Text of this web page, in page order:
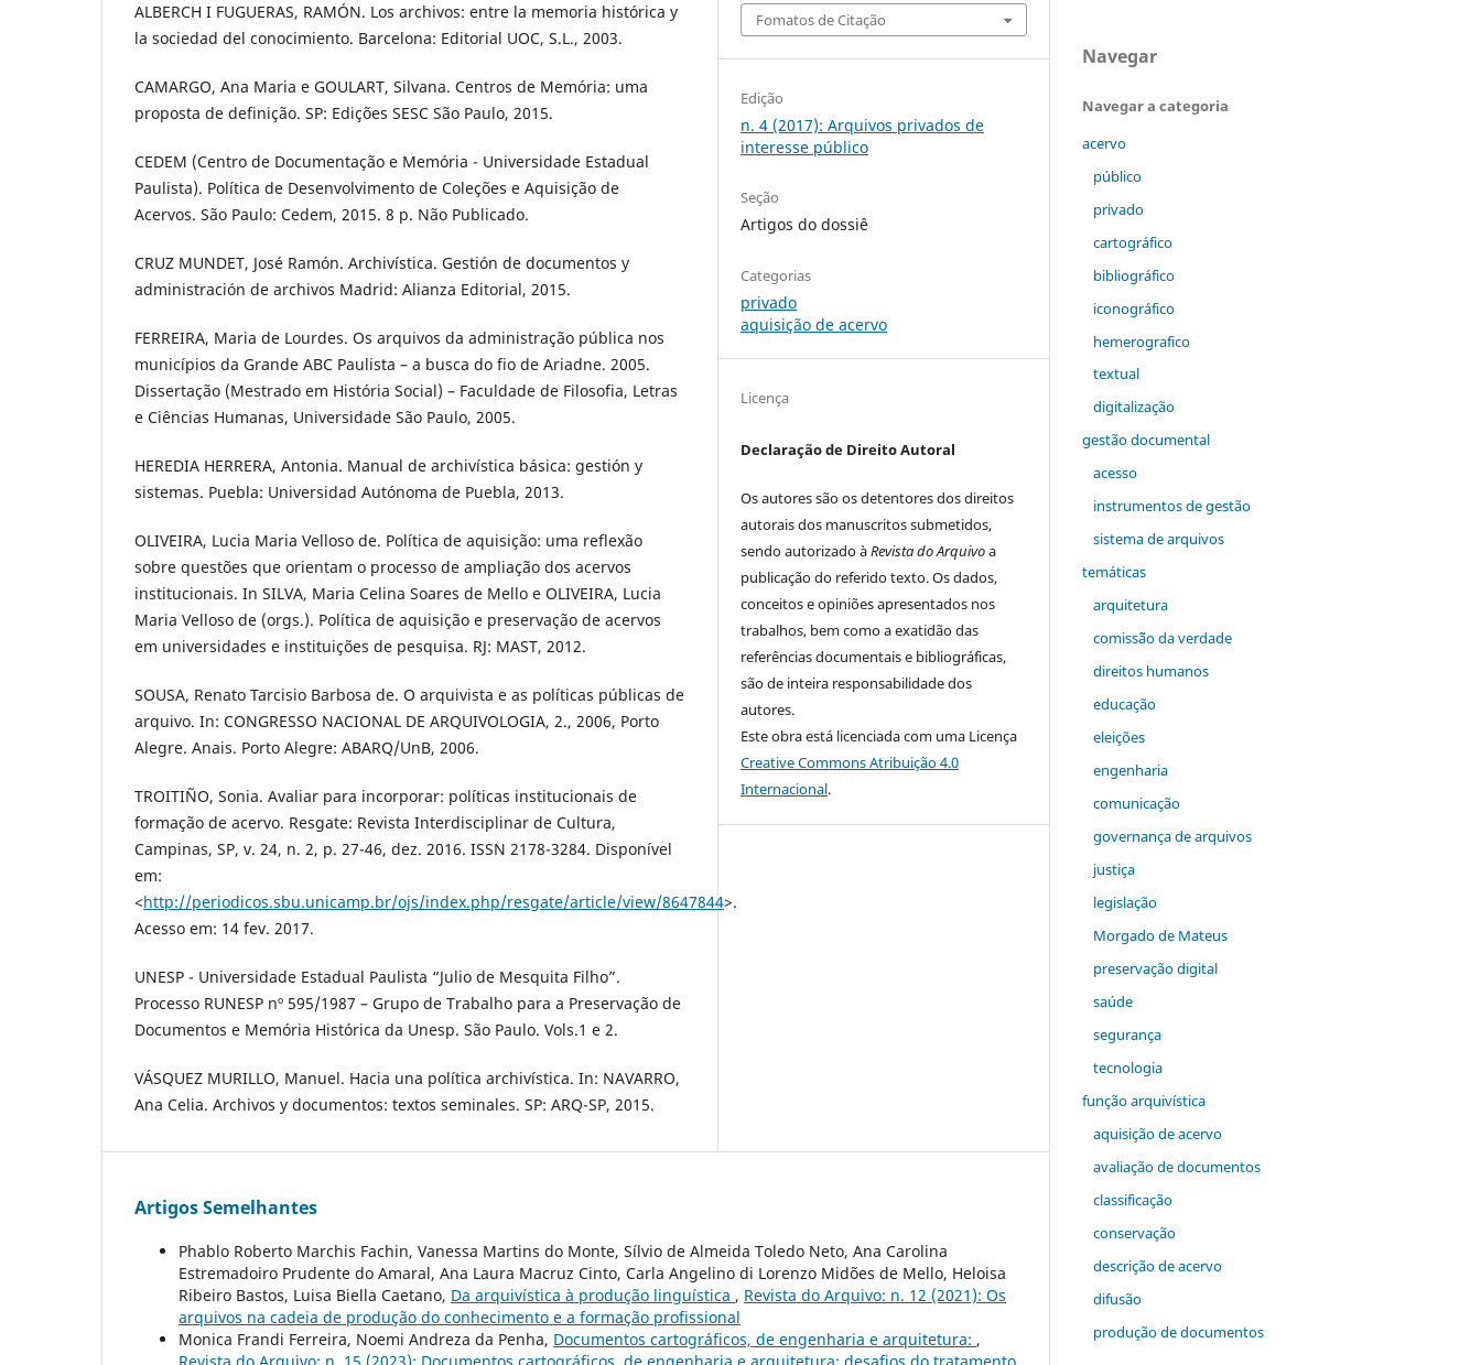
ALBERCH I FUGUERAS, RAMÓN. Los archivos: entre la memoria histórica y
la sociedad del conocimiento. Barcelona: Editorial UOC, S.L., 2003.
CAMARGO, Ana Maria e GOULART, Silvana. Centros de Memória: uma
proposta de definição. SP: Edições SESC São Paulo, 2015.
CEDEM (Centro de Documentação e Memória - Universidade Estadual
Paulista). Política de Desenvolvimento de Coleções e Aquisição de
Acervos. São Paulo: Cedem, 2015. 8 p. Não Publicado.
CRUZ MUNDET, José Ramón. Archivística. Gestión de documentos y
administración de archivos Madrid: Alianza Editorial, 2015.
FERREIRA, Maria de Lourdes. Os arquivos da administração pública nos
municípios da Grande ABC Paulista – a busca do fio de Ariadne. 2005.
Dissertação (Mestrado em História Social) – Faculdade de Filosofia, Letras
e Ciências Humanas, Universidade São Paulo, 2005.
HEREDIA HERRERA, Antonia. Manual de archivística básica: gestión y
sistemas. Puebla: Universidad Autónoma de Puebla, 2013.
OLIVEIRA, Lucia Maria Velloso de. Política de aquisição: uma reflexão
sobre questões que orientam o processo de ampliação dos acervos
institucionais. In SILVA, Maria Celina Soares de Mello e OLIVEIRA, Lucia
Maria Velloso de (orgs.). Política de aquisição e preservação de acervos
em universidades e instituições de pesquisa. RJ: MAST, 2012.
SOUSA, Renato Tarcisio Barbosa de. O arquivista e as políticas públicas de
arquivo. In: CONGRESSO NACIONAL DE ARQUIVOLOGIA, 2., 2006, Porto
Alegre. Anais. Porto Alegre: ABARQ/UnB, 2006.
TROITIÑO, Sonia. Avaliar para incorporar: políticas institucionais de
formação de acervo. Resgate: Revista Interdisciplinar de Cultura,
Campinas, SP, v. 24, n. 2, p. 27-46, dez. 2016. ISSN 2178-3284. Disponível
em:
<http://periodicos.sbu.unicamp.br/ojs/index.php/resgate/article/view/8647844>.
Acesso em: 14 fev. 2017.
UNESP - Universidade Estadual Paulista “Julio de Mesquita Filho”.
Processo RUNESP nº 595/1987 – Grupo de Trabalho para a Preservação de
Documentos e Memória Histórica da Unesp. São Paulo. Vols.1 e 2.
VÁSQUEZ MURILLO, Manuel. Hacia una política archivística. In: NAVARRO,
Ana Celia. Archivos y documentos: textos seminales. SP: ARQ-SP, 2015.
Fomatos de Citação
Edição
n. 4 (2017): Arquivos privados de
interesse público
Seção
Artigos do dossiê
Categorias
privado
aquisição de acervo
Licença
Declaração de Direito Autoral
Os autores são os detentores dos direitos
autorais dos manuscritos submetidos,
sendo autorizado àRevista do Arquivoa
publicação do referido texto. Os dados,
conceitos e opiniões apresentados nos
trabalhos, bem como a exatidão das
referências documentais e bibliográficas,
são de inteira responsabilidade dos
autores.
Este obra está licenciada com uma Licença
Creative Commons Atribuição 4.0
Internacional.
Artigos Semelhantes
Phablo Roberto Marchis Fachin, Vanessa Martins do Monte, Sílvio de Almeida Toledo Neto, Ana Carolina
Estremadoiro Prudente do Amaral, Ana Laura Macruz Cinto, Carla Angelino di Lorenzo Midões de Mello, Heloisa
Ribeiro Bastos, Luisa Biella Caetano, Da arquivística à produção linguística , Revista do Arquivo: n. 12 (2021): Os
arquivos na cadeia de produção do conhecimento e a formação profissional
Monica Frandi Ferreira, Noemi Andreza da Penha, Documentos cartográficos, de engenharia e arquitetura: ,
Navegar
Navegar a categoria
acervo
público
privado
cartográfico
bibliográfico
iconográfico
hemerografico
textual
digitalização
gestão documental
acesso
instrumentos de gestão
sistema de arquivos
temáticas
arquitetura
comiss˜ão da verdade
direitos humanos
educação
eleições
engenharia
comunicação
governança de arquivos
justiça
legislação
Morgado de Mateus
preservação digital
saúde
segurança
tecnologia
função arquivística
aquisição de acervo
avaliação de documentos
classificação
conservação
descrição de acervo
difusão
produção de documentos